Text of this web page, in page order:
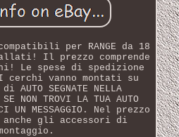
per RANGE da 18
Il prezzo comprende
Le spese di spedizione
I cerchi vanno montati su
SEGNATE NELLA
NON TROVI LA TUA AUTO
UN MESSAGGIO. Nel prezzo
anche gli accessori di